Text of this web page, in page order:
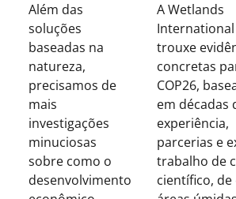
Além das
soluções
baseadas na
natureza,
precisamos de
mais
investigações
minuciosas
sobre como o
desenvolvimento
A Wetlands
International
trouxe
concretas
COP26,
em décadas
experiência,
parcerias e
trabalho de
científico, de